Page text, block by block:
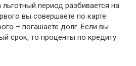
период разбивается на
вы совершаете по карте
– погашаете долг. Если вы
срок, то проценты по кредиту